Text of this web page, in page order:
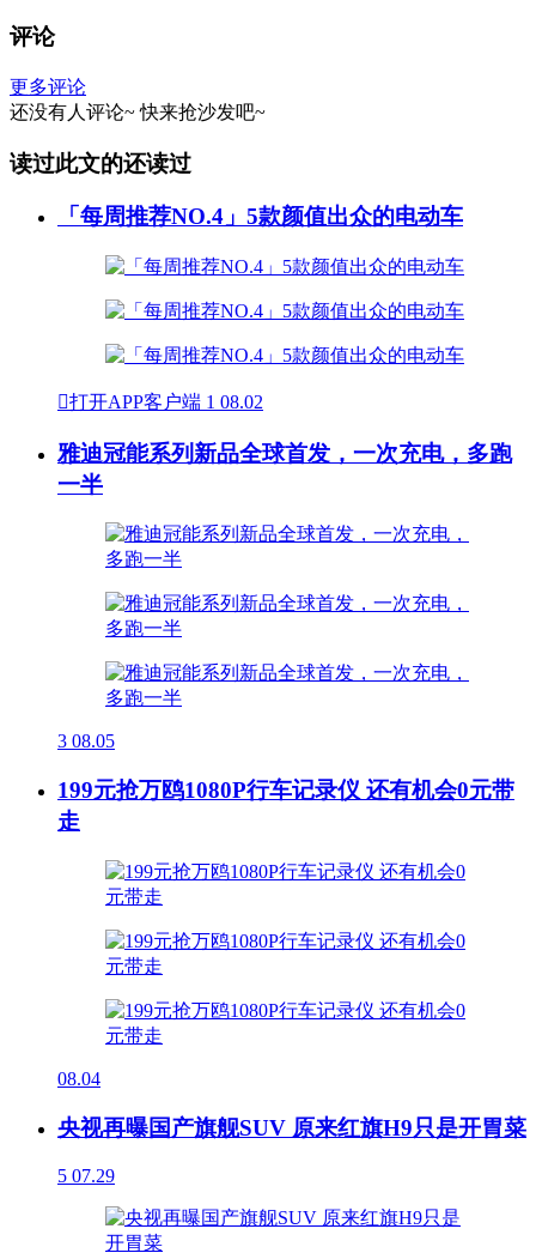
评论
更多评论
还没有人评论~ 快来抢沙发吧~
读过此文的还读过
「每周推荐NO.4」5款颜值出众的电动车
打开APP客户端 1 08.02
雅迪冠能系列新品全球首发，一次充电，多跑
一半
3 08.05
199元抢万鸥1080P行车记录仪 还有机会0元带
走
08.04
央视再曝国产旗舰SUV 原来红旗H9只是开胃菜
5 07.29